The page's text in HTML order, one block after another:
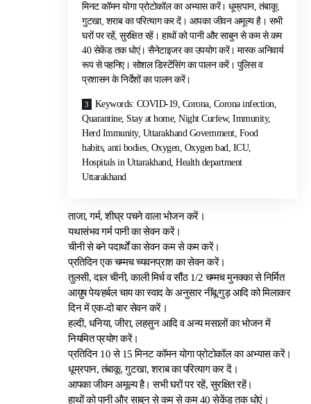
मिनट कॉमन योगा प्रोटोकॉल का अभ्यास करें। धूम्रपान, तंबाकू,
गुटखा, शराब का परित्याग कर दें। आपका जीवन अमूल्य है। सभी
घरों पर रहें, सुरक्षित रहें। हाथों को पानी और साबुन से कम से कम
40 सेकेंड तक धोएं। सैनेटाइजर का उपयोग करें। मास्क अनिवार्य
रूप से पहनिए। सोशल डिस्टेंसिंग का पालन करें। पुलिस व
प्रशासन के निर्देशों का पालन करें।
Keywords: COVID-19, Corona, Corona infection,
Quarantine, Stay at home, Night Curfew, Immunity,
Herd Immunity, Uttarakhand Government, Food
habits, anti bodies, Oxygen, Oxygen bad, ICU,
Hospitals in Uttarakhand, Health department
Uttarakhand
ताजा, गर्म, शीघ्र पचने वाला भोजन करें।
यथासंभव गर्म पानी का सेवन करें।
चीनी से बने पदार्थों का सेवन कम से कम करें।
प्रतिदिन एक चम्मच च्यवनप्राश का सेवन करें।
तुलसी, दाल चीनी, काली मिर्च व सौंठ 1/2 चम्मच मुनक्का से निर्मित
आय़ुष पेय/हर्बल चाय का स्वाद के अनुसार नींबू/गुड़ आदि को मिलाकर
दिन में एक-दो बार सेवन करें।
हल्दी, धनिया, जीरा, लहसुन आदि व अन्य मसालों का भोजन में
नियमित प्रयोग करें।
प्रतिदिन 10 से 15 मिनट कॉमन योगा प्रोटोकॉल का अभ्यास करें।
धूम्रपान, तंबाकू, गुटखा, शराब का परित्याग कर दें।
आपका जीवन अमूल्य है। सभी घरों पर रहें, सुरक्षित रहें।
हाथों को पानी और साबुन से कम से कम 40 सेकेंड तक धोएं।